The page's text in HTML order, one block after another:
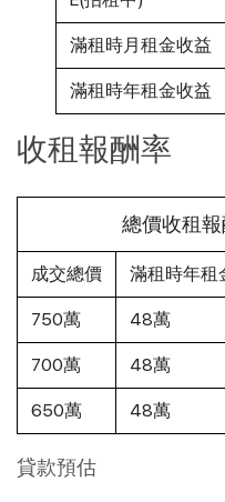
滿租時月租金收益
滿租時年租金收益
收租報酬率
總價收租
成交總價 滿租時年租
750萬 48萬
700萬 48萬
650萬 48萬
貸款預估